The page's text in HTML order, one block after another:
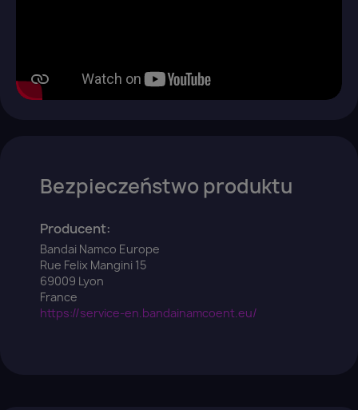
Bezpieczeństwo produktu
Producent:
Bandai Namco Europe
Rue Felix Mangini 15
69009 Lyon
France
https://service-en.bandainamcoent.eu/
Anuluj